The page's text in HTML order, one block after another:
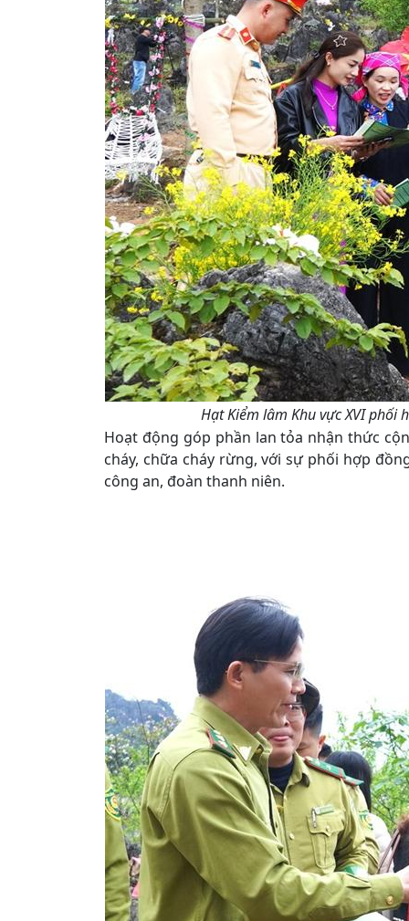
Hạt Kiểm lâm Khu vực XVI phối
Hoạt động góp phần lan tỏa nhận thức
cháy, chữa cháy rừng, với sự phối hợp
công an, đoàn thanh niên.